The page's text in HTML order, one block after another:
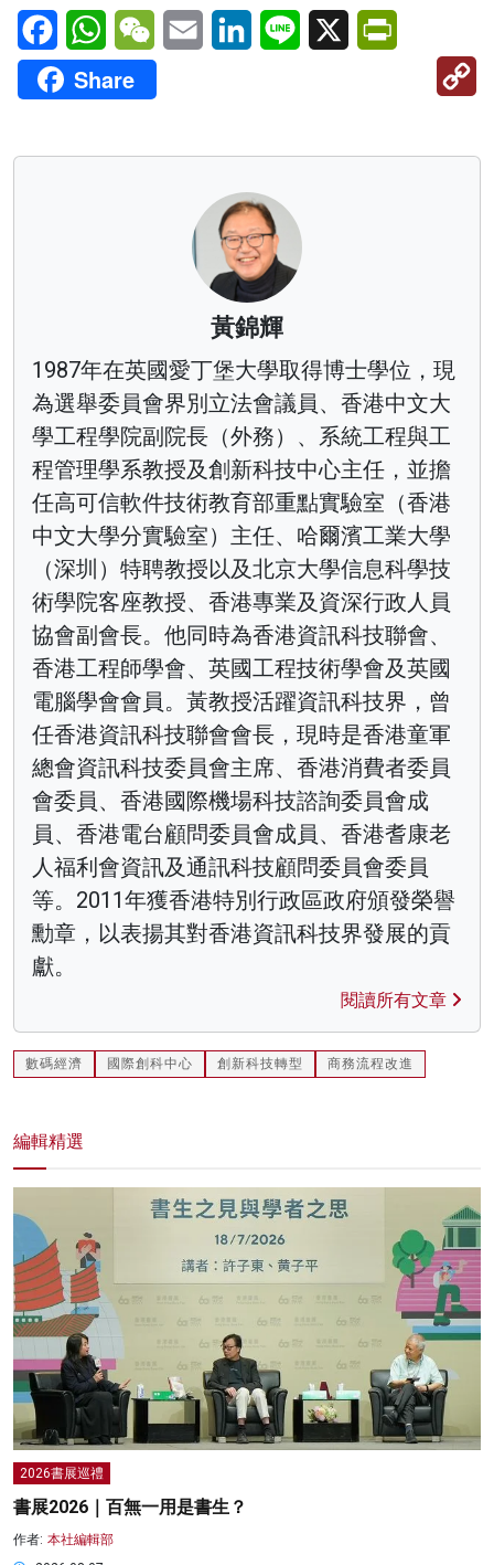
FacebookWhatsAppWeChatEmail LinkedInLine X
Share
黃錦輝
1987年在英國愛丁堡大學取得博士學位，現
為選舉委員會界別立法會議員、香港中文大
學工程學院副院長（外務）、系統工程與工
程管理學系教授及創新科技中心主任，並擔
任高可信軟件技術教育部重點實驗室（香港
中文大學分實驗室）主任、哈爾濱工業大學
（深圳）特聘教授以及北京大學信息科學技
術學院客座教授、香港專業及資深行政人員
協會副會長。他同時為香港資訊科技聯會、
香港工程師學會、英國工程技術學會及英國
電腦學會會員。黃教授活躍資訊科技界，曾
任香港資訊科技聯會會長，現時是香港童軍
總會資訊科技委員會主席、香港消費者委員
會委員、香港國際機場科技諮詢委員會成
員、香港電台顧問委員會成員、香港耆康老
人福利會資訊及通訊科技顧問委員會委員
等。2011年獲香港特別行政區政府頒發榮譽
勳章，以表揚其對香港資訊科技界發展的貢
獻。
閱讀所有文章
數碼經濟 國際創科中心 創新科技轉型 商務流程改進
編輯精選
2026書展巡禮
書展2026｜百無一用是書生？
作者: 本社編輯部